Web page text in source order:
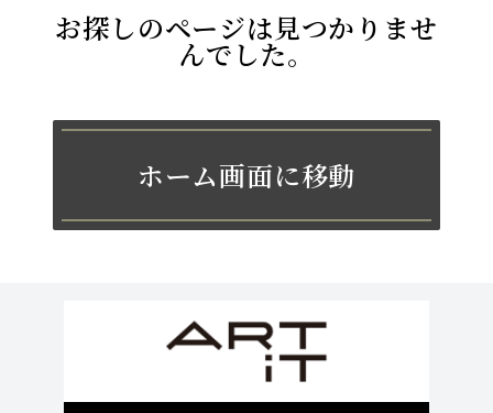
新規登録
お探しのページは見つかりませ
んでした。
ホーム画面に移動